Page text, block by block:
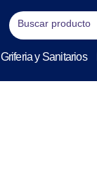
Griferia y Sanitarios